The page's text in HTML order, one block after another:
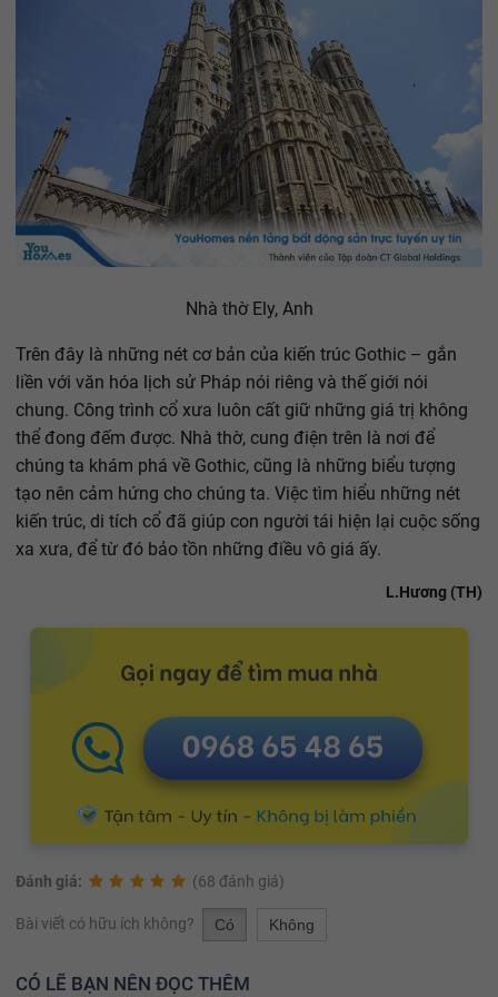
Nhà thờ Ely, Anh
Trên đây là những nét cơ bản của kiến trúc Gothic – gắn
liền với văn hóa lịch sử Pháp nói riêng và thế giới nói
chung. Công trình cổ xưa luôn cất giữ những giá trị không
thể đong đếm được. Nhà thờ, cung điện trên là nơi để
chúng ta khám phá về Gothic, cũng là những biểu tượng
tạo nên cảm hứng cho chúng ta. Việc tìm hiểu những nét
kiến trúc, di tích cổ đã giúp con người tái hiện lại cuộc sống
xa xưa, để từ đó bảo tồn những điều vô giá ấy.
L.Hương (TH)
Đánh giá: (68 đánh giá)
Bài viết có hữu ích không? Có Không
CÓ LẼ BẠN NÊN ĐỌC THÊM